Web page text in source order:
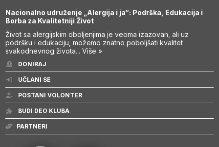
Nacionalno udruženje „Alergija i ja“: Podrška, Edukacija i
Borba za Kvalitetniji Život
Život sa alergijskim oboljenjima je veoma izazovan, ali uz
podršku i edukaciju, možemo znatno poboljšati kvalitet
svakodnevnog života...Više »
DONIRAJ
UČLANI SE
POSTANI VOLONTER
BUDI DEO KLUBA
PARTNERI